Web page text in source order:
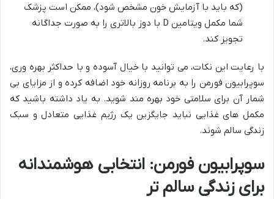
(که باید با آزمایش خون مشخص شود)، ممکن است پزشک
شما مکمل ویتامین D با دوز بالاتری را به صورت جداگانه
تجویز کند.
با رعایت این نکات، می توانید با خیال آسوده و با حداکثر بهره وری،
سوپرابیون فورمن را به برنامه روزانه خود اضافه کرده و از مزایای بی
شمار آن برای سلامتی خود بهره مند شوید. به یاد داشته باشید که
مکمل های غذایی نباید جایگزین یک رژیم غذایی متعادل و سبک
زندگی سالم شوند.
سوپرابیون فورمن: انتخابی هوشمندانه
برای زندگی سالم تر